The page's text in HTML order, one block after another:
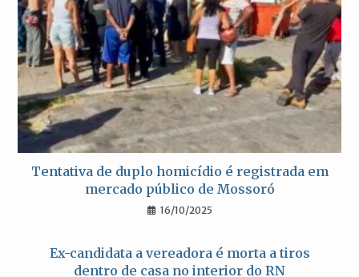
Tentativa de duplo homicídio é registrada em
mercado público de Mossoró
16/10/2025
Ex-candidata a vereadora é morta a tiros
dentro de casa no interior do RN